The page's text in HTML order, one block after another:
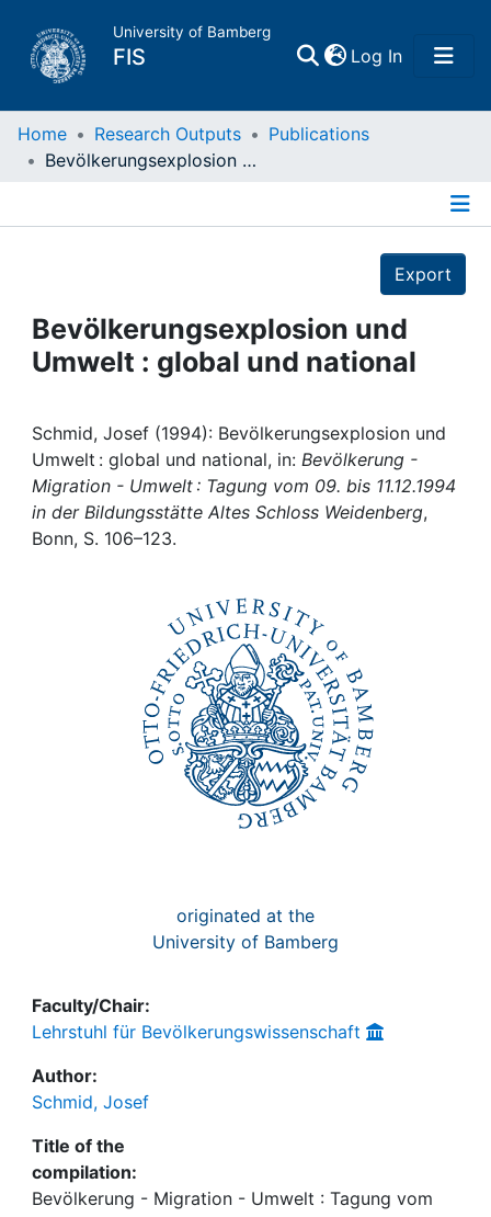
University of Bamberg
FIS Log In(current)
Home
Projects
People
Institutions
Awards
My FIS
Home Research Outputs
Publications
Bevölkerungsexplosion und Umwelt : global und national
Export
Bevölkerungsexplosion und
Umwelt : global und national
Schmid, Josef (1994): Bevölkerungsexplosion und
Umwelt : global und national, in: Bevölkerung -
Migration - Umwelt : Tagung vom 09. bis 11.12.1994
in der Bildungsstätte Altes Schloss Weidenberg,
Bonn, S. 106–123.
originated at the
University of Bamberg
Faculty/Chair:
Lehrstuhl für Bevölkerungswissenschaft
Author:
Schmid, Josef
Title of the
compilation:
Bevölkerung - Migration - Umwelt : Tagung vom